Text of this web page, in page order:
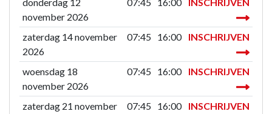
november 2026
zaterdag 14 november
2026
07:45 16:00 INSCHRIJVEN
woensdag 18
november 2026
07:45 16:00 INSCHRIJVEN
zaterdag 21 november
07:45 16:00 INSCHRIJVEN